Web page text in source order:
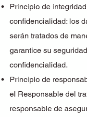
Principio de
confidencialidad: los
serán tratados de
garantice su
confidencialidad.
Principio de
el Responsable del
responsable de